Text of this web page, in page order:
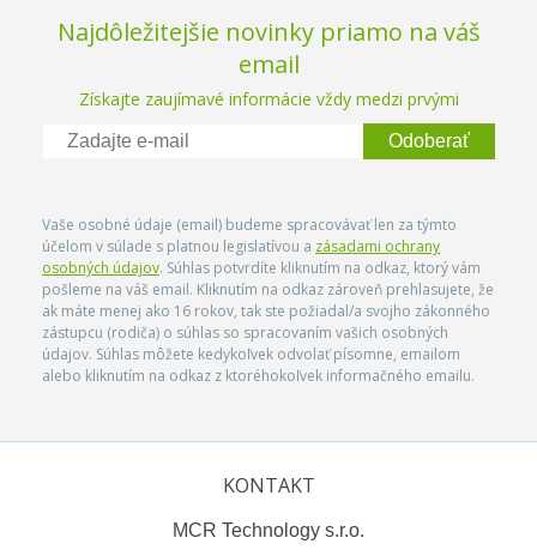
Najdôležitejšie novinky priamo na váš
email
Získajte zaujímavé informácie vždy medzi prvými
Odoberať
Vaše osobné údaje (email) budeme spracovávať len za týmto
účelom v súlade s platnou legislatívou a zásadami ochrany
osobných údajov. Súhlas potvrdíte kliknutím na odkaz, ktorý vám
pošleme na váš email. Kliknutím na odkaz zároveň prehlasujete, že
ak máte menej ako 16 rokov, tak ste požiadal/a svojho zákonného
zástupcu (rodiča) o súhlas so spracovaním vašich osobných
údajov. Súhlas môžete kedykoľvek odvolať písomne, emailom
alebo kliknutím na odkaz z ktoréhokoľvek informačného emailu.
KONTAKT
MCR Technology s.r.o.